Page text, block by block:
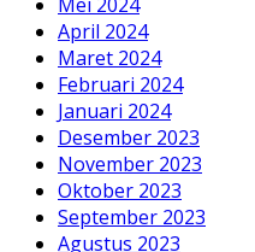
April 2024
Maret 2024
Februari 2024
Januari 2024
Desember 2023
November 2023
Oktober 2023
September 2023
Agustus 2023